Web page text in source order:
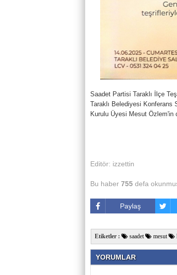
Saadet Partisi Taraklı İlçe
Taraklı Belediyesi Konferans
Kurulu Üyesi Mesut Özlem'in
Editör: izzettin
Bu haber 755 defa
Paylaş
Etiketler : saadet mesut
YORUMLAR